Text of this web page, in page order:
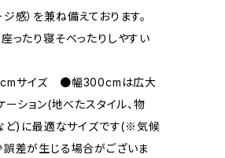
感）を兼ね備えております。
ったり寝そべったりしやすい
サイズ ●幅300cmは広大
ーション(地べたスタイル、物
ど)に最適なサイズです(※気候
差が生じる場合がございま